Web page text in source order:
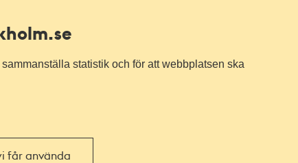
statistik och för att webbplatsen ska
får använda